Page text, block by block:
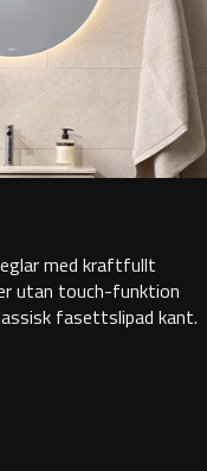
med kraftfullt
utan touch-funktion
fasettslipad kant.